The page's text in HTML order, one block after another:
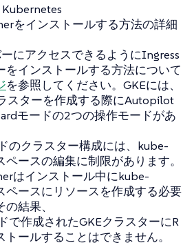
をインストールする方法の詳細
にアクセスできるようにIngress
をインストールする方法について
を参照してください。GKEには、
スターを作成する際にAutopilot
モードの2つの操作モードがあ
のクラスター構成には、kube-
ペースの編集に制限があります。
はインストール中にkube-
ペースにリソースを作成する必要
結果、
で作成されたGKEクラスターにR
ールすることはできません。